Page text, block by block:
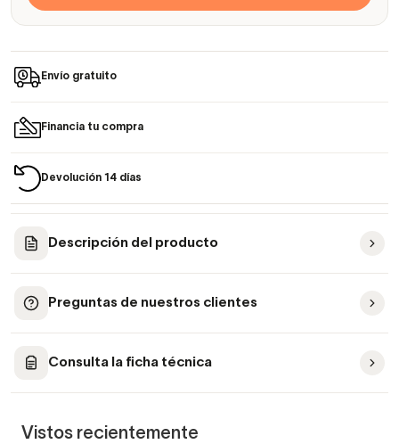
Envío gratuito
Financia tu compra
Devolución 14 días
Descripción del producto
Preguntas de nuestros clientes
Consulta la ficha técnica
Vistos recientemente